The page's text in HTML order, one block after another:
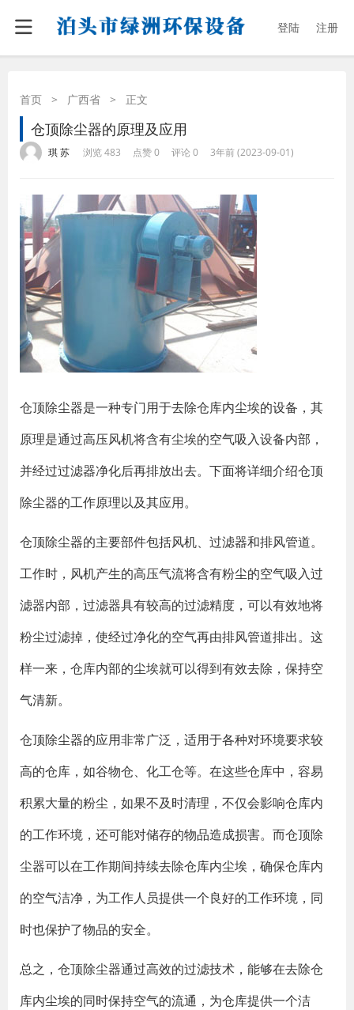
登陆 注册
首页 > 广西省 > 正文
仓顶除尘器的原理及应用
琪 苏 浏览 483 点赞 0 评论 0 3年前 (2023-09-01)
仓顶除尘器是一种专门用于去除仓库内尘埃的设备，其
原理是通过高压风机将含有尘埃的空气吸入设备内部，
并经过过滤器净化后再排放出去。下面将详细介绍仓顶
除尘器的工作原理以及其应用。
仓顶除尘器的主要部件包括风机、过滤器和排风管道。
工作时，风机产生的高压气流将含有粉尘的空气吸入过
滤器内部，过滤器具有较高的过滤精度，可以有效地将
粉尘过滤掉，使经过净化的空气再由排风管道排出。这
样一来，仓库内部的尘埃就可以得到有效去除，保持空
气清新。
仓顶除尘器的应用非常广泛，适用于各种对环境要求较
高的仓库，如谷物仓、化工仓等。在这些仓库中，容易
积累大量的粉尘，如果不及时清理，不仅会影响仓库内
的工作环境，还可能对储存的物品造成损害。而仓顶除
尘器可以在工作期间持续去除仓库内尘埃，确保仓库内
的空气洁净，为工作人员提供一个良好的工作环境，同
时也保护了物品的安全。
总之，仓顶除尘器通过高效的过滤技术，能够在去除仓
库内尘埃的同时保持空气的流通，为仓库提供一个洁